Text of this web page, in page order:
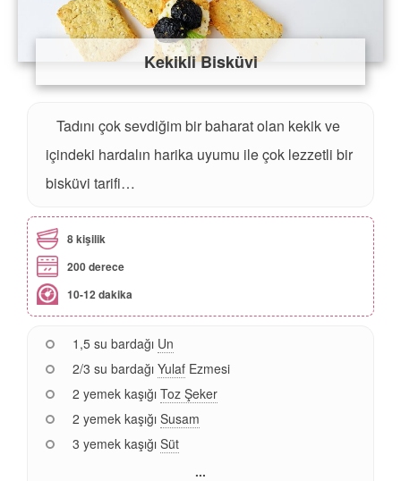
Kekikli Bisküvi
Tadını çok sevdiğim bir baharat olan kekik ve
içindeki hardalın harika uyumu ile çok lezzetli bir
bisküvi tarifi…
8 kişilik
200 derece
10-12 dakika
1,5 su bardağı Un
2/3 su bardağı Yulaf Ezmesi
2 yemek kaşığı Toz Şeker
2 yemek kaşığı Susam
3 yemek kaşığı Süt
...